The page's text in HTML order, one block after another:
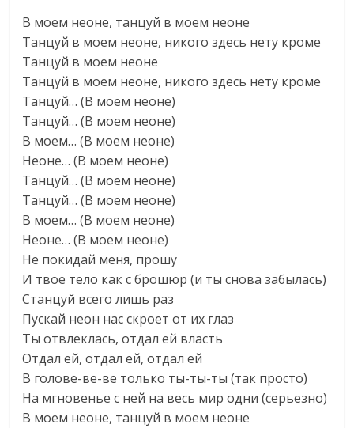
В моем неоне, танцуй в моем неоне
Танцуй в моем неоне, никого здесь нету кроме
Танцуй в моем неоне
Танцуй в моем неоне, никого здесь нету кроме
Танцуй… (В моем неоне)
Танцуй… (В моем неоне)
В моем… (В моем неоне)
Неоне… (В моем неоне)
Танцуй… (В моем неоне)
Танцуй… (В моем неоне)
В моем… (В моем неоне)
Неоне… (В моем неоне)
Не покидай меня, прошу
И твое тело как с брошюр (и ты снова забылась)
Станцуй всего лишь раз
Пускай неон нас скроет от их глаз
Ты отвлеклась, отдал ей власть
Отдал ей, отдал ей, отдал ей
В голове-ве-ве только ты-ты-ты (так просто)
На мгновенье с ней на весь мир одни (серьезно)
В моем неоне, танцуй в моем неоне